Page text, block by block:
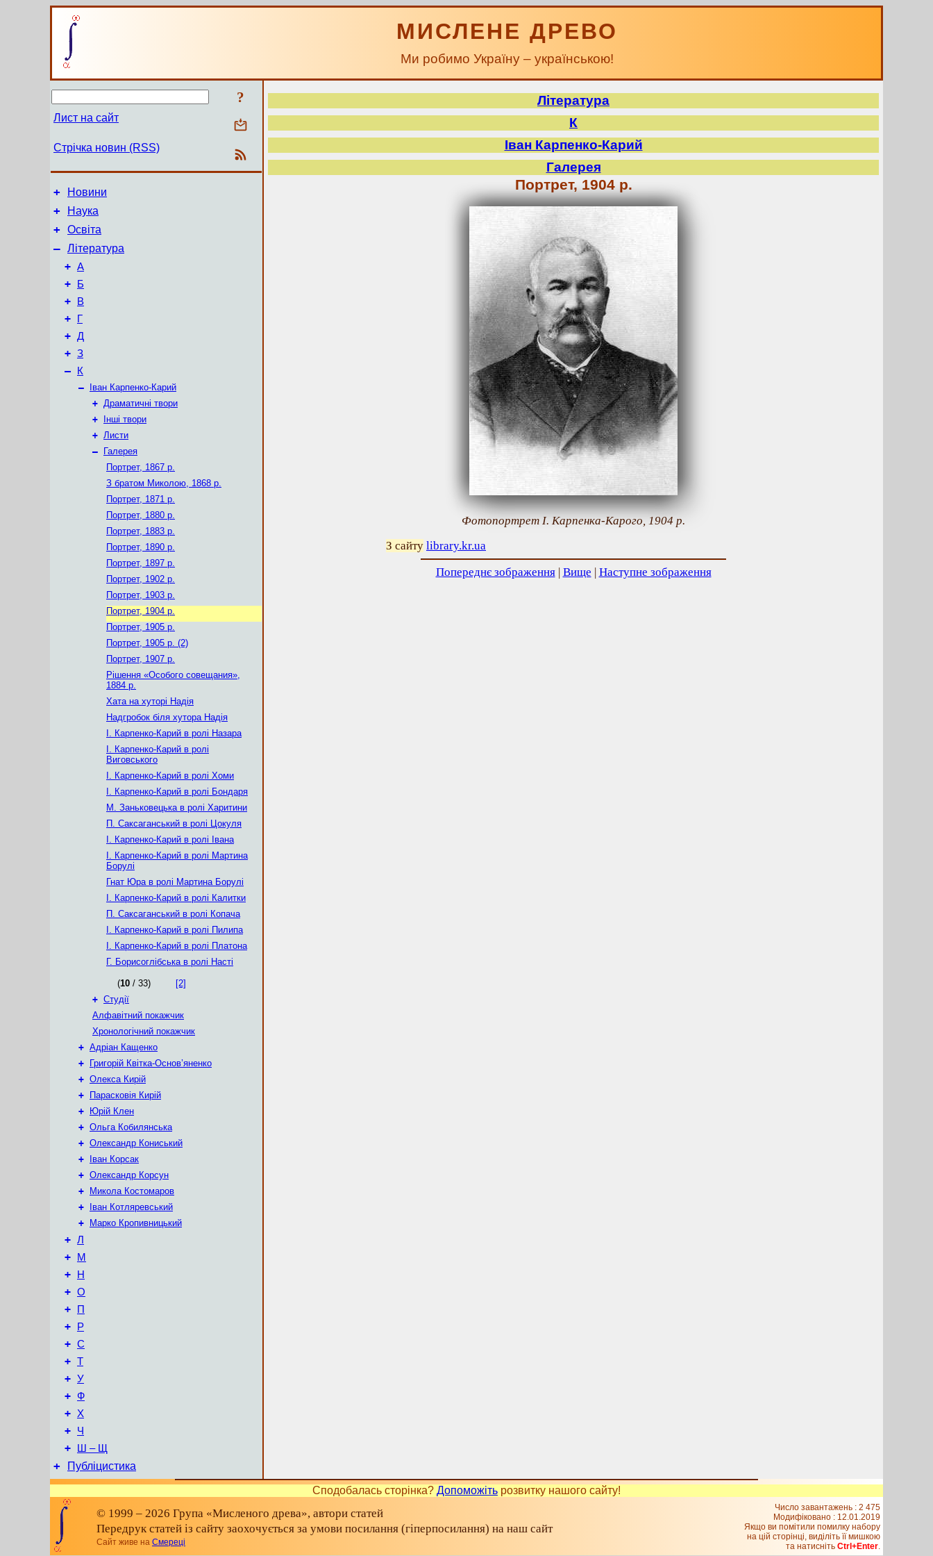
МИСЛЕНЕ ДРЕВО
Ми робимо Україну – українською!
?
Лист на сайт
Стрічка новин (RSS)
+ Новини
+ Наука
+ Освіта
– Література
+ А
+ Б
+ В
+ Г
+ Д
+ З
– К
–
Іван Карпенко-Карий
+ Драматичні твори
+
Інші твори
+ Листи
–
Галерея
Портрет, 1867 р.
З братом Миколою, 1868 р.
Портрет, 1871 р.
Портрет, 1880 р.
Портрет, 1883 р.
Портрет, 1890 р.
Портрет, 1897 р.
Портрет, 1902 р.
Портрет, 1903 р.
Портрет, 1904 р.
Портрет, 1905 р.
Портрет, 1905 р. (2)
Портрет, 1907 р.
Рішення «Особого совещания»,
1884 р.
Хата на хуторі Надія
Надгробок біля хутора Надія
І. Карпенко-Карий в ролі Назара
І. Карпенко-Карий в ролі
Виговського
І. Карпенко-Карий в ролі Хоми
І. Карпенко-Карий в ролі Бондаря
М. Заньковецька в ролі Харитини
П. Саксаганський в ролі Цокуля
І. Карпенко-Карий в ролі Івана
І. Карпенко-Карий в ролі Мартина
Борулі
Гнат Юра в ролі Мартина Борулі
І. Карпенко-Карий в ролі Калитки
П. Саксаганський в ролі Копача
І. Карпенко-Карий в ролі Пилипа
І. Карпенко-Карий в ролі Платона
Г. Борисоглібська в ролі Насті
(10 / 33)
[2]
+ Студії
Алфавітний покажчик
Хронологічний покажчик
+ Адріан Кащенко
+
Григорій Квітка-Основ’яненко
+ Олекса Кирій
+
Парасковія Кирій
+
Юрій Клен
+ Ольга Кобилянська
+ Олександр Кониський
+
Іван Корсак
+ Олександр Корсун
+
Микола Костомаров
+
Іван Котляревський
+
Марко Кропивницький
+ Л
+ М
+ Н
+ О
+ П
+ Р
+ С
+ Т
+ У
+ Ф
+ Х
+ Ч
+ Ш – Щ
+ Публіцистика
Література
К
Іван Карпенко-Карий
Галерея
Портрет, 1904 р.
Фотопортрет І. Карпенка-Карого, 1904 р.
З сайту library.kr.ua
Попереднє зображення| Вище | Наступне зображення
Сподобалась сторінка? Допоможіть розвитку нашого сайту!
© 1999 – 2026 Група «Мисленого древа», автори статей
Передрук статей із сайту заохочується за умови посилання (гіперпосилання) на наш сайт
Сайт живе на Смереці
Число завантажень : 2 475
Модифіковано : 12.01.2019
Якщо ви помітили помилку набору
на цiй сторiнцi, видiлiть її мишкою
та натисніть Ctrl+Enter.